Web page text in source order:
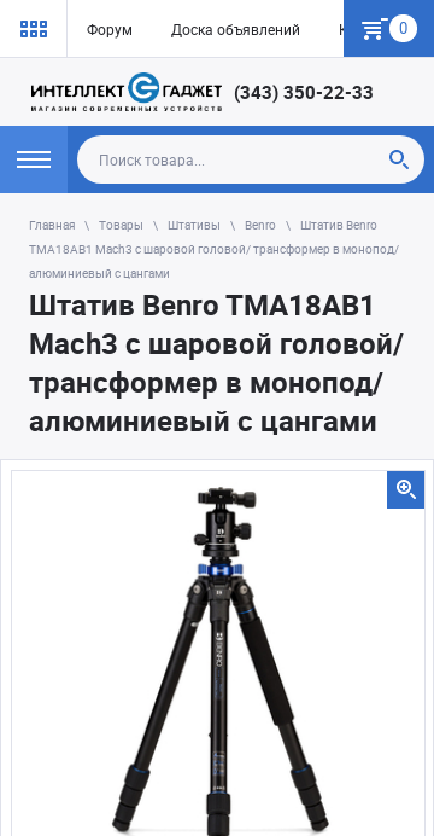
Форум Доска объявлений Как купить
0
(343) 350-22-33
Главная Товары Штативы Benro
Штатив Benro
TMA18AB1 Mach3 c шаровой головой/ трансформер в монопод/
алюминиевый с цангами
Штатив Benro TMA18AB1
Mach3 c шаровой головой/
трансформер в монопод/
алюминиевый с цангами